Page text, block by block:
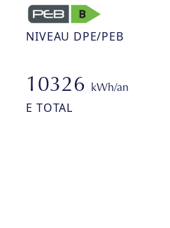
NIVEAU DPE/PEB
10326 kWh/an
E TOTAL